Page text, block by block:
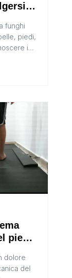
funghi
piedi,
i
piede
dolore
del